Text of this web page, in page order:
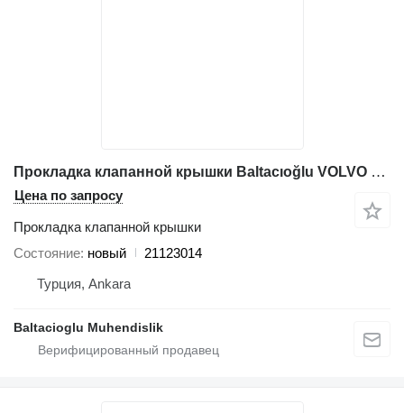
Прокладка клапанной крышки Baltacıoğlu VOLVO 21123014 для грейдера
Цена по запросу
Прокладка клапанной крышки
Состояние новый
21123014
Турция, Ankara
Baltacioglu Muhendislik